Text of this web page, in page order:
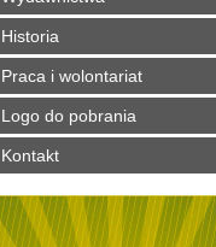
Historia
Praca i wolontariat
Logo do pobrania
Kontakt